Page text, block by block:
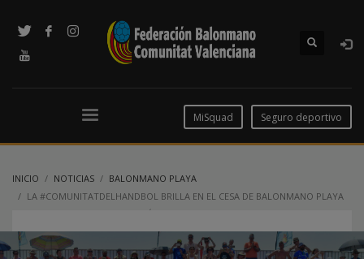
MiSquad Seguro deportivo
INICIO NOTICIAS
BALONMANO PLAYA
LA #COMUNITATDELHANDBOL BRILLA EN EL CESA DE BALONMANO PLAYA
CON DOS MEDALLAS Y UN HISTÓRICO CUARTO PUESTO